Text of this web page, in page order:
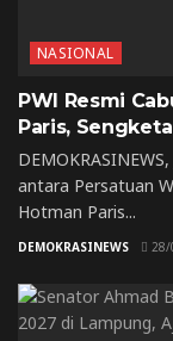
NASIONAL
PWI Resmi
Paris,
antara Persatuan
Hotman Paris...
DEMOKRASINEWS 28/